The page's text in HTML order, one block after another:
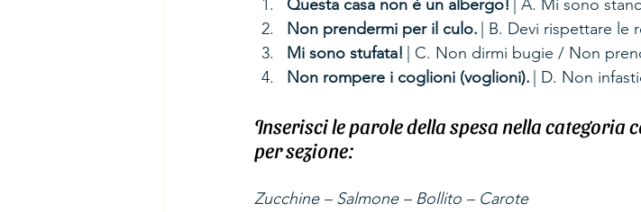
Questa casa non è un albergo! | A. Mi sono
Non prendermi per il culo. | B. Devi rispettare le
Mi sono stufata! | C. Non dirmi bugie / Non
Non rompere i coglioni (voglioni). | D. Non
Inserisci le parole della spesa nella categoria
per sezione:
Zucchine – Salmone – Bollito – Carote